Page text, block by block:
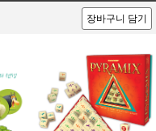
장바구니 담기